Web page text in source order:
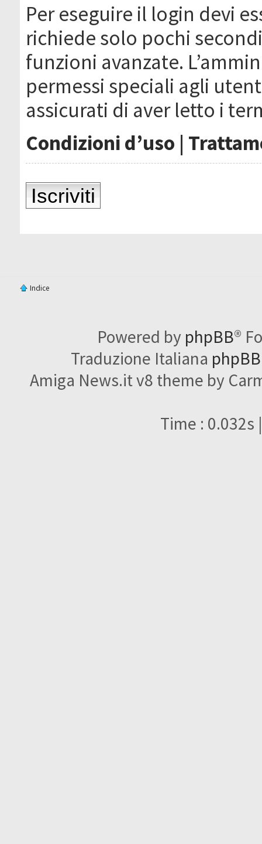
Per eseguire il login devi
richiede solo pochi
funzioni avanzate.
permessi speciali agli
assicurati di aver letto i
Condizioni d’uso |
Iscriviti
Indice
Powered by phpBB®
Traduzione Italiana
Amiga News.it v8 theme by
Time : 0.032s